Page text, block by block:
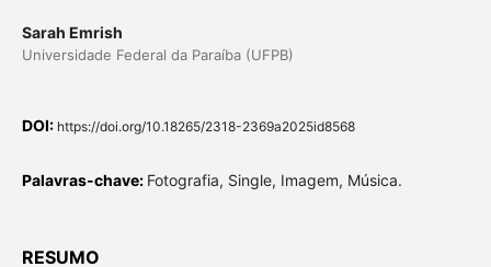
Sarah Emrish
Universidade Federal da Paraíba (UFPB)
DOI: https://doi.org/10.18265/2318-2369a2025id8568
Palavras-chave: Fotografia, Single, Imagem, Música.
RESUMO